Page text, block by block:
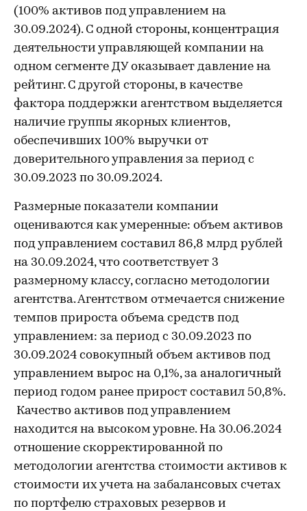
(100% активов под управлением на
30.09.2024). С одной стороны, концентрация
деятельности управляющей компании на
одном сегменте ДУ оказывает давление на
рейтинг. С другой стороны, в качестве
фактора поддержки агентством выделяется
наличие группы якорных клиентов,
обеспечивших 100% выручки от
доверительного управления за период с
30.09.2023 по 30.09.2024.
Размерные показатели компании
оцениваются как умеренные: объем активов
под управлением составил 86,8 млрд рублей
на 30.09.2024, что соответствует 3
размерному классу, согласно методологии
агентства. Агентством отмечается снижение
темпов прироста объема средств под
управлением: за период с 30.09.2023 по
30.09.2024 совокупный объем активов под
управлением вырос на 0,1%, за аналогичный
период годом ранее прирост составил 50,8%.
Качество активов под управлением
находится на высоком уровне. На 30.06.2024
отношение скорректированной по
методологии агентства стоимости активов к
стоимости их учета на забалансовых счетах
по портфелю страховых резервов и